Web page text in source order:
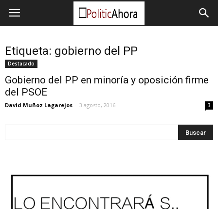
Etiqueta: gobierno del PP
Destacado
Gobierno del PP en minoría y oposición firme
del PSOE
David Muñoz Lagarejos - 3 agosto, 2016 3